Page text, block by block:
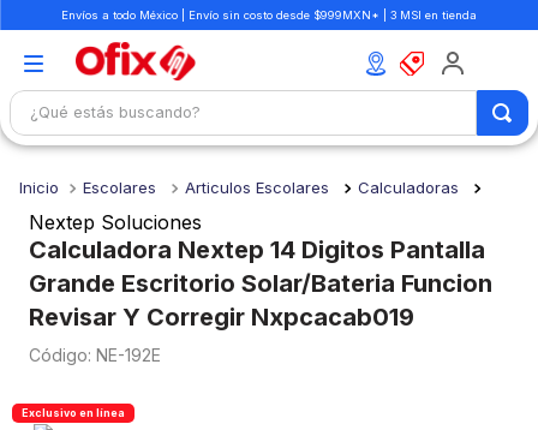
Envíos a todo México | Envío sin costo desde $999MXN* | 3 MSI en tienda
¿Qué estás buscando?
Escolares Articulos Escolares Calculadoras
Nextep Soluciones
Calculadora Nextep 14 Digitos Pantalla
Grande Escritorio Solar/Bateria Funcion
Revisar Y Corregir Nxpcacab019
: NE-192E
Exclusivo en línea
1.
mochilas
2.
libretas
3.
cuaderno
4.
cuadernos
5.
colores
6.
boligrafo